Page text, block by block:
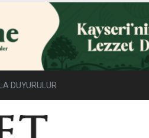
Sürdürülebilir Enerji Hamlesi